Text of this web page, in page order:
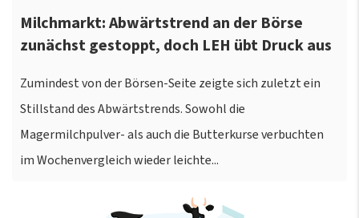
Milchmarkt: Abwärtstrend an der Börse
zunächst gestoppt, doch LEH übt Druck aus
Zumindest von der Börsen-Seite zeigte sich zuletzt ein
Stillstand des Abwärtstrends. Sowohl die
Magermilchpulver- als auch die Butterkurse verbuchten
im Wochenvergleich wieder leichte...